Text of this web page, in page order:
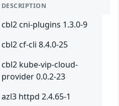
DESCRIPTION
cbl2 cni-plugins 1.3.0-9
cbl2 cf-cli 8.4.0-25
cbl2 kube-vip-cloud-
provider 0.0.2-23
azl3 httpd 2.4.65-1